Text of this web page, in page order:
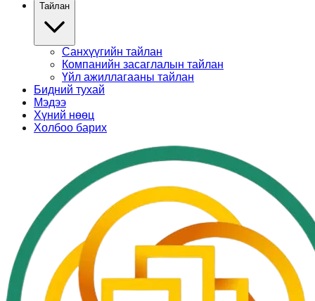
Тайлан
Санхүүгийн тайлан
Компанийн засаглалын тайлан
Үйл ажиллагааны тайлан
Бидний тухай
Мэдээ
Хүний нөөц
Холбоо барих